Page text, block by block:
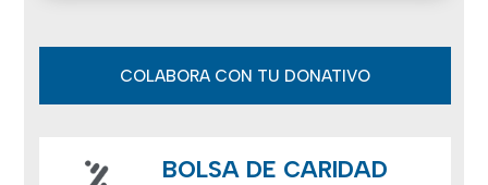
COLABORA CON TU DONATIVO
BOLSA DE CARIDAD